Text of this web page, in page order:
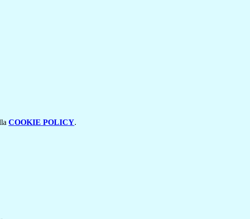
COOKIE POLICY.